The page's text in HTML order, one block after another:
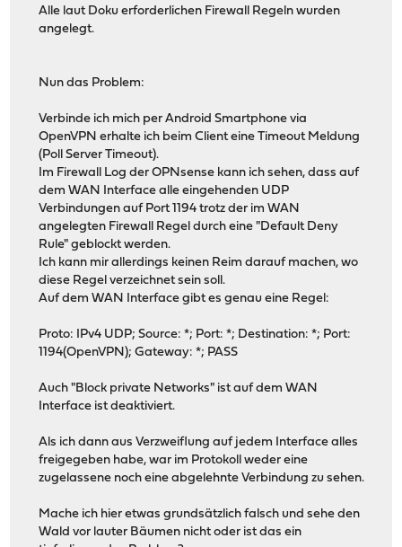
Alle laut Doku erforderlichen Firewall Regeln wurden
angelegt.
Nun das Problem:
Verbinde ich mich per Android Smartphone via
OpenVPN erhalte ich beim Client eine Timeout Meldung
(Poll Server Timeout).
Im Firewall Log der OPNsense kann ich sehen, dass auf
dem WAN Interface alle eingehenden UDP
Verbindungen auf Port 1194 trotz der im WAN
angelegten Firewall Regel durch eine "Default Deny
Rule" geblockt werden.
Ich kann mir allerdings keinen Reim darauf machen, wo
diese Regel verzeichnet sein soll.
Auf dem WAN Interface gibt es genau eine Regel:
Proto: IPv4 UDP; Source: *; Port: *; Destination: *; Port:
1194(OpenVPN); Gateway: *; PASS
Auch "Block private Networks" ist auf dem WAN
Interface ist deaktiviert.
Als ich dann aus Verzweiflung auf jedem Interface alles
freigegeben habe, war im Protokoll weder eine
zugelassene noch eine abgelehnte Verbindung zu sehen.
Mache ich hier etwas grundsätzlich falsch und sehe den
Wald vor lauter Bäumen nicht oder ist das ein